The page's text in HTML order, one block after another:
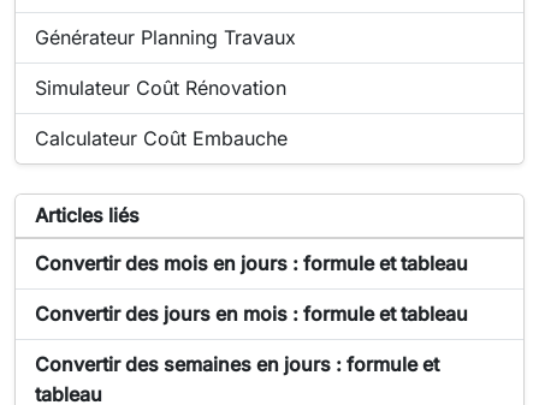
Outil populaire en ligne :
Générateur Planning Travaux
Outil populaire en ligne :
Simulateur Coût Rénovation
Outil populaire en ligne :
Calculateur Coût Embauche
Articles liés
Articles liés à l'outil Convertisseur de temps secondes,
Article sur Convertisseur de temps secondes,
Convertir des mois en jours : formule et tableau
Article sur Convertisseur de temps secondes,
Convertir des jours en mois : formule et tableau
Article sur Convertisseur de temps secondes,
Convertir des semaines en jours : formule et
tableau